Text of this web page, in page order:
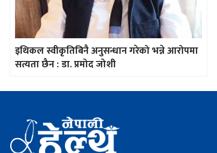
इथिकल स्वीकृतिबिनै अनुसन्धान गरेको भन्ने आरोपमा
सत्यता छैन : डा. प्रमोद जोशी